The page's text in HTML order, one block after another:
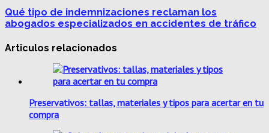
Qué tipo de indemnizaciones reclaman los
abogados especializados en accidentes de tráfico
Articulos relacionados
Preservativos: tallas, materiales y tipos para acertar en tu
compra